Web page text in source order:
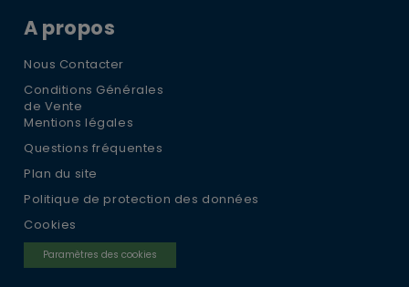
A propos
Nous Contacter
Conditions Générales
de Vente
Mentions légales
Questions fréquentes
Plan du site
Politique de protection des données
Cookies
Paramètres des cookies